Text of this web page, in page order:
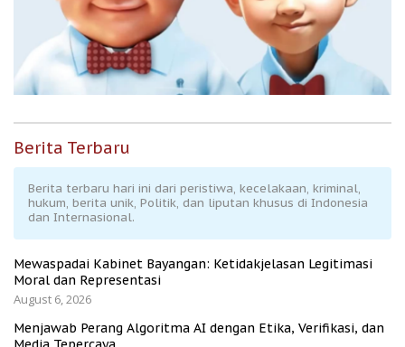
Berita Terbaru
Berita terbaru hari ini dari peristiwa, kecelakaan, kriminal,
hukum, berita unik, Politik, dan liputan khusus di Indonesia
dan Internasional.
Mewaspadai Kabinet Bayangan: Ketidakjelasan Legitimasi
Moral dan Representasi
August 6, 2026
Menjawab Perang Algoritma AI dengan Etika, Verifikasi, dan